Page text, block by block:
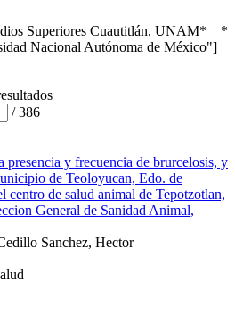
Superiores Cuautitlán, UNAM*__*
Nacional Autónoma de México"]
/386
y frecuencia de brurcelosis, y
de Teoloyucan, Edo. de
centro de salud animal de Tepotzotlan,
General de Sanidad Animal,
Sanchez, Hector